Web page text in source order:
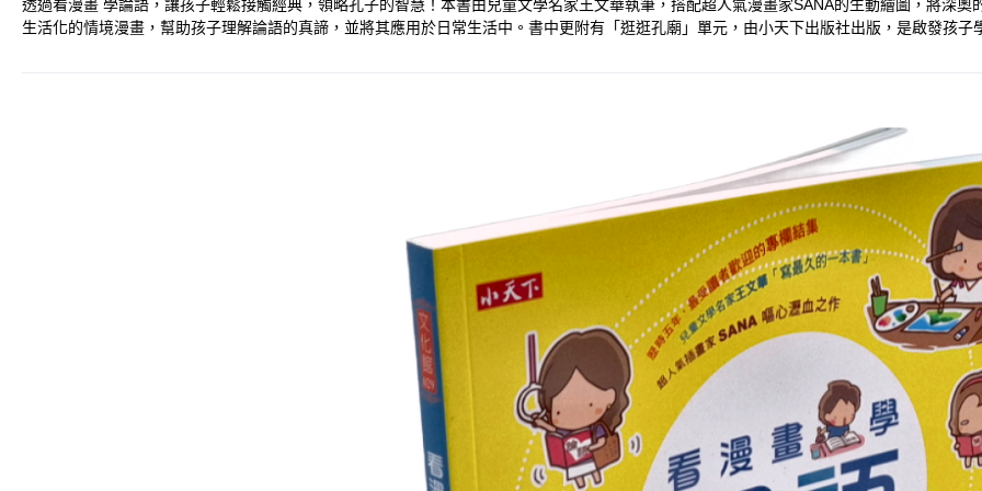
透過看漫畫 學論語，讓孩子輕鬆接觸經典，領略孔子的智慧！本書由兒童文學名家王文華執筆，搭配超人氣漫畫家SANA的生動繪圖，將深
生活化的情境漫畫，幫助孩子理解論語的真諦，並將其應用於日常生活中。書中更附有「逛逛孔廟」單元，由小天下出版社出版，是啟發孩子